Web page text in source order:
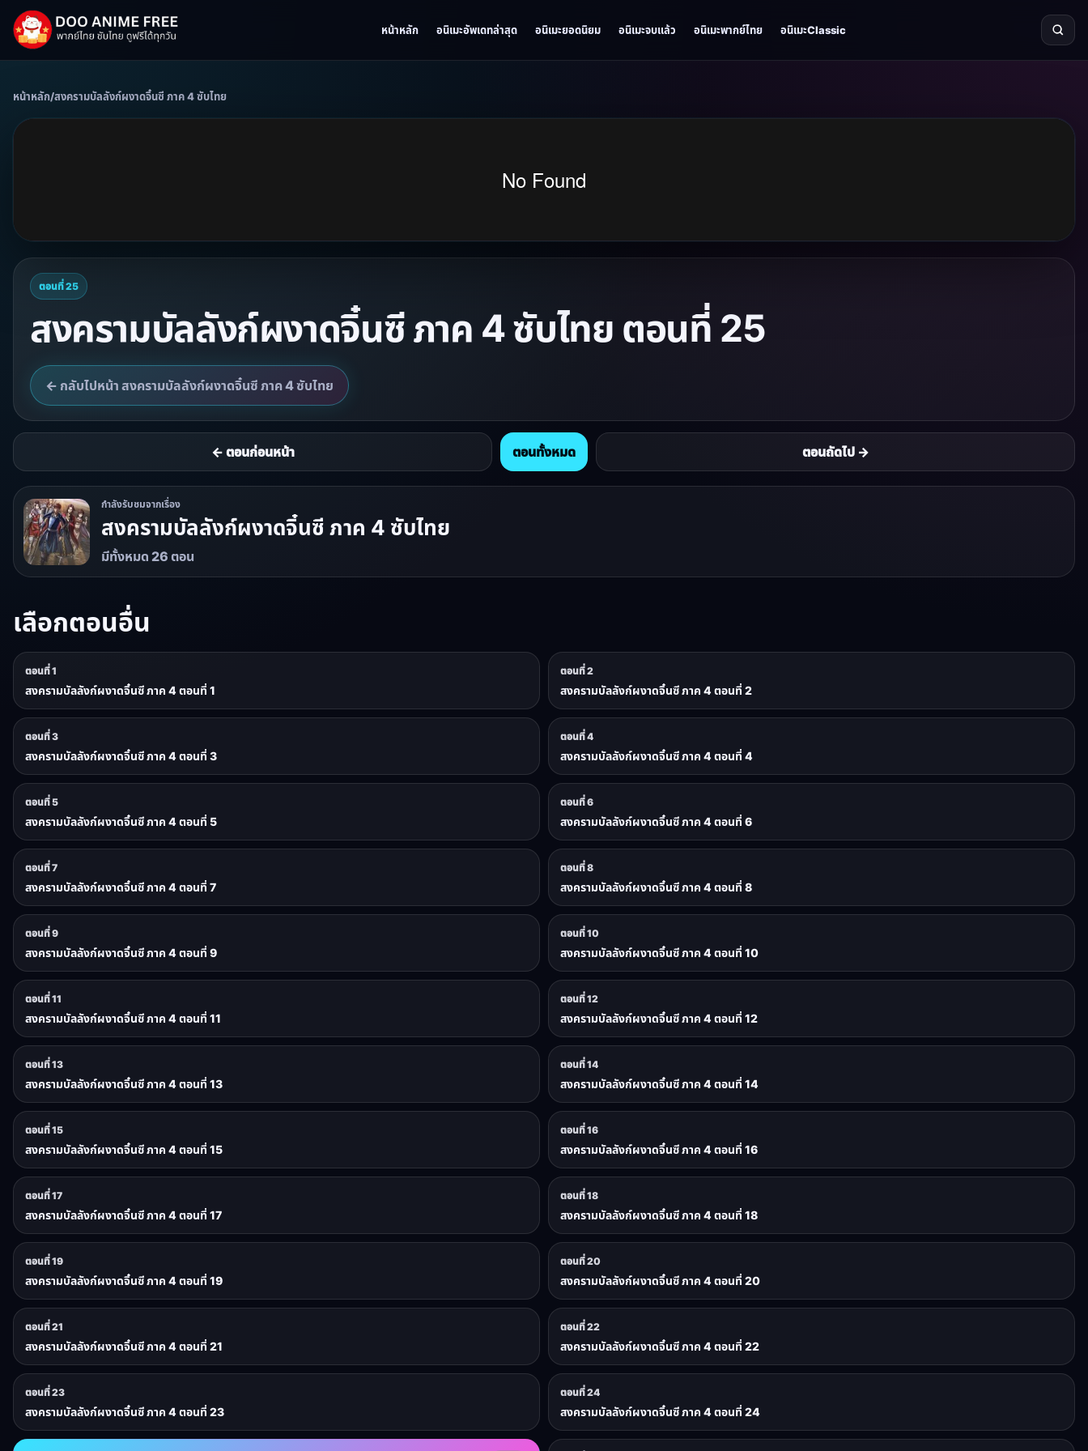
หน้าหลัก อนิเมะอัพเดทล่าสุด อนิเมะยอดนิยม อนิเมะจบแล้ว อนิเมะพากย์ไทย อนิเมะClassic
หน้าหลัก/สงครามบัลลังก์ผงาดจิ๋นซี ภาค 4 ซับไทย
ตอนที่ 25
สงครามบัลลังก์ผงาดจิ๋นซี ภาค 4 ซับไทย ตอนที่ 25
← กลับไปหน้า สงครามบัลลังก์ผงาดจิ๋นซี ภาค 4 ซับไทย
← ตอนก่อนหน้า ตอนทั้งหมด ตอนถัดไป →
กำลังรับชมจากเรื่อง
สงครามบัลลังก์ผงาดจิ๋นซี ภาค 4 ซับไทย
มีทั้งหมด 26 ตอน
เลือกตอนอื่น
ตอนที่ 1
สงครามบัลลังก์ผงาดจิ๋นซี ภาค 4 ตอนที่ 1
ตอนที่ 2
สงครามบัลลังก์ผงาดจิ๋นซี ภาค 4 ตอนที่ 2
ตอนที่ 3
สงครามบัลลังก์ผงาดจิ๋นซี ภาค 4 ตอนที่ 3
ตอนที่ 4
สงครามบัลลังก์ผงาดจิ๋นซี ภาค 4 ตอนที่ 4
ตอนที่ 5
สงครามบัลลังก์ผงาดจิ๋นซี ภาค 4 ตอนที่ 5
ตอนที่ 6
สงครามบัลลังก์ผงาดจิ๋นซี ภาค 4 ตอนที่ 6
ตอนที่ 7
สงครามบัลลังก์ผงาดจิ๋นซี ภาค 4 ตอนที่ 7
ตอนที่ 8
สงครามบัลลังก์ผงาดจิ๋นซี ภาค 4 ตอนที่ 8
ตอนที่ 9
สงครามบัลลังก์ผงาดจิ๋นซี ภาค 4 ตอนที่ 9
ตอนที่ 10
สงครามบัลลังก์ผงาดจิ๋นซี ภาค 4 ตอนที่ 10
ตอนที่ 11
สงครามบัลลังก์ผงาดจิ๋นซี ภาค 4 ตอนที่ 11
ตอนที่ 12
สงครามบัลลังก์ผงาดจิ๋นซี ภาค 4 ตอนที่ 12
ตอนที่ 13
สงครามบัลลังก์ผงาดจิ๋นซี ภาค 4 ตอนที่ 13
ตอนที่ 14
สงครามบัลลังก์ผงาดจิ๋นซี ภาค 4 ตอนที่ 14
ตอนที่ 15
สงครามบัลลังก์ผงาดจิ๋นซี ภาค 4 ตอนที่ 15
ตอนที่ 16
สงครามบัลลังก์ผงาดจิ๋นซี ภาค 4 ตอนที่ 16
ตอนที่ 17
สงครามบัลลังก์ผงาดจิ๋นซี ภาค 4 ตอนที่ 17
ตอนที่ 18
สงครามบัลลังก์ผงาดจิ๋นซี ภาค 4 ตอนที่ 18
ตอนที่ 19
สงครามบัลลังก์ผงาดจิ๋นซี ภาค 4 ตอนที่ 19
ตอนที่ 20
สงครามบัลลังก์ผงาดจิ๋นซี ภาค 4 ตอนที่ 20
ตอนที่ 21
สงครามบัลลังก์ผงาดจิ๋นซี ภาค 4 ตอนที่ 21
ตอนที่ 22
สงครามบัลลังก์ผงาดจิ๋นซี ภาค 4 ตอนที่ 22
ตอนที่ 23
สงครามบัลลังก์ผงาดจิ๋นซี ภาค 4 ตอนที่ 23
ตอนที่ 24
สงครามบัลลังก์ผงาดจิ๋นซี ภาค 4 ตอนที่ 24